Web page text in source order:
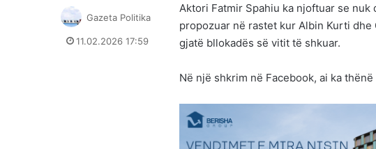
Aktori Fatmir Spahiu ka njoftuar se
propozuar në rastet kur Albin Kurti
gjatë bllokadës së vitit të shkuar.
Në një shkrim në Facebook, ai ka
Gazeta Politika
11.02.2026 17:59